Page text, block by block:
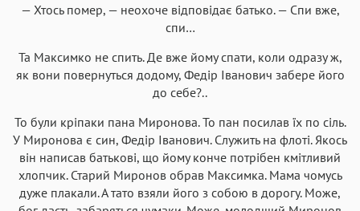
— Хтось помер, — неохоче відповідає батько. — Спи вже,
спи…
Та Максимко не спить. Де вже йому спати, коли одразу ж,
як вони повернуться додому, Федір Іванович забере його
до себе?..
То були кріпаки пана Миронова. То пан посилав їх по сіль.
У Миронова є син, Федір Іванович. Служить на флоті. Якось
він написав батькові, що йому конче потрібен кмітливий
хлопчик. Старий Миронов обрав Максимка. Мама чомусь
дуже плакали. А тато взяли його з собою в дорогу. Може,